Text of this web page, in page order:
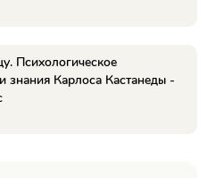
Психологическое
знания Карлоса Кастанеды -